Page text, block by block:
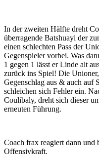
In der zweiten Hälfte dreht
überragende Batshuayi der
einen schlechten Pass der
Gegenspieler vorbei. Was
1 gegen 1 lässt er Linde alt
zurück ins Spiel! Die
Gegenschlag aus & auch auf
schleichen sich Fehler ein.
Coulibaly, dreht sich dieser
erneuten Führung.
Coach frax reagiert dann
Offensivkraft.